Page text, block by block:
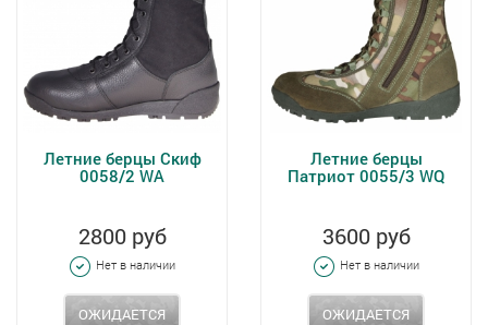
Летние берцы Скиф
0058/2 WA
2800 руб
Нет в наличии
ОЖИДАЕТСЯ
Летние берцы
Патриот 0055/3 WQ
3600 руб
Нет в наличии
ОЖИДАЕТСЯ